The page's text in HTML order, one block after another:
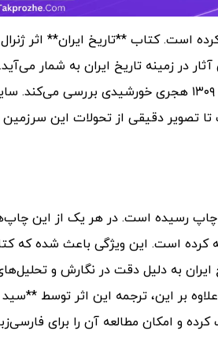
کرده است.کتاب **تاریخ ایران** اثر ژنرال
در زمینه تاریخ ایران به شمار
کتاب تاریخ ایران را از دوران باستان، شامل تمدن‌های ایلام و شوش، تا حدود سال ۱۳۰۹ هجری خورشیدی
تصویر دقیقی از تحولات این سرزمین
**۱۳۰۰** و **۱۳۰۹** در انگلستان به چاپ رسیده است. در هر یک از این
کرده است. این ویژگی باعث شده که
ایران به دلیل دقت در نگارش و
بر این، ترجمه این اثر توسط **سید
و امکان مطالعه آن را برای